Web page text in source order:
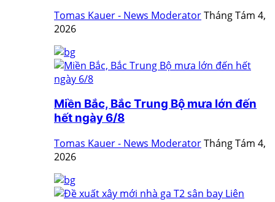
Tomas Kauer - News ModeratorTháng Tám 4,
2026
Miền Bắc, Bắc Trung Bộ mưa lớn đến
hết ngày 6/8
Tomas Kauer - News ModeratorTháng Tám 4,
2026